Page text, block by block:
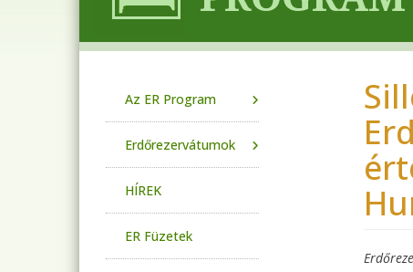
Az ER Program
Erdőrezervátumok
HÍREK
ER Füzetek